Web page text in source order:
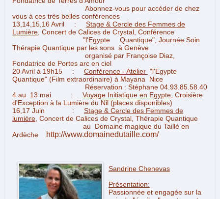
Abonnez-vous pour accéder de chez
vous à ces très belles conférences
13,14,15,16 Avril : Stage & Cercle des Femmes de
Lumière, Concert de Calices de Crystal, Conférence
"l'Egypte Quantique", Journée Soin
Thérapie Quantique par les sons à Genève
organisé par Françoise Diaz,
Fondatrice de Portes arc en ciel
20 Avril à 19h15 : Conférence - Atelier "l'Egypte
Quantique" (Film extraordinaire) à Mayana Nice
Réservation : Stéphane 04.93.85.58.40
4 au 13 mai : Voyage Initiatique en Egypte, Croisière
d'Exception à la Lumière du Nil (places disponibles)
16,17 Juin : Stage & Cercle des Femmes de
lumière, Concert de Calices de Crystal, Thérapie Quantique
au Domaine magique du Taillé en
Ardèche
http://www.domainedutaille.com/
Sandrine Chenevas
Présentation:
Passionnée et engagée sur la